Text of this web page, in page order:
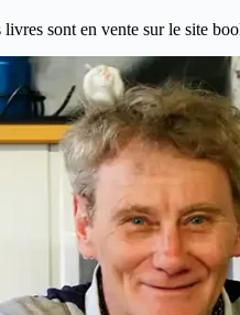
sont en vente sur le site